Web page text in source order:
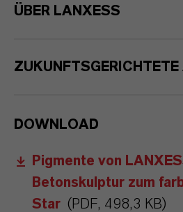
ÜBER LANXESS
ZUKUNFTSGERICHTETE
DOWNLOAD
Pigmente von
Betonskulptur zum
Star (PDF, 498,3 KB)